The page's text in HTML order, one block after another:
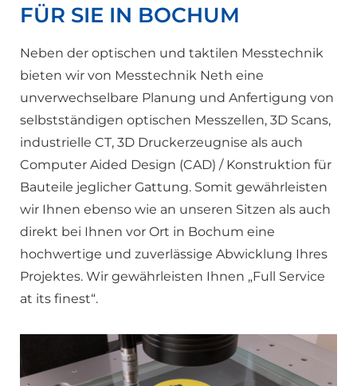
FÜR SIE IN BOCHUM
Neben der optischen und taktilen Messtechnik
bieten wir von Messtechnik Neth eine
unverwechselbare Planung und Anfertigung von
selbstständigen optischen Messzellen, 3D Scans,
industrielle CT, 3D Druckerzeugnise als auch
Computer Aided Design (CAD) / Konstruktion für
Bauteile jeglicher Gattung. Somit gewährleisten
wir Ihnen ebenso wie an unseren Sitzen als auch
direkt bei Ihnen vor Ort in Bochum eine
hochwertige und zuverlässige Abwicklung Ihres
Projektes. Wir gewährleisten Ihnen „Full Service
at its finest“.